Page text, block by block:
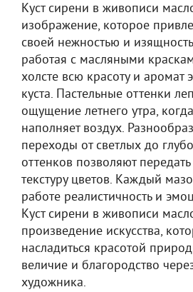
Куст сирени в живописи
изображение, которое
своей нежностью и
работая с масляными
холсте всю красоту и аромат
куста. Пастельные оттенки
ощущение летнего утра,
наполняет воздух.
переходы от светлых до
оттенков позволяют
текстуру цветов. Каждый
работе реалистичность и
Куст сирени в живописи
произведение искусства,
насладиться красотой
величие и благородство
художника.